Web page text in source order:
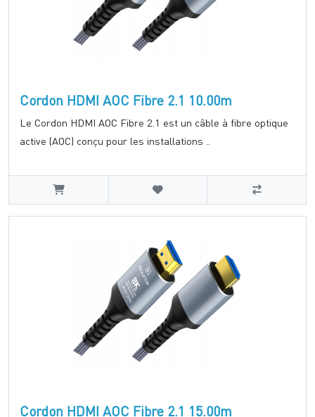
Cordon HDMI AOC Fibre 2.1 10.00m
Le Cordon HDMI AOC Fibre 2.1 est un câble à fibre optique
active (AOC) conçu pour les installations ..
Cordon HDMI AOC Fibre 2.1 15.00m